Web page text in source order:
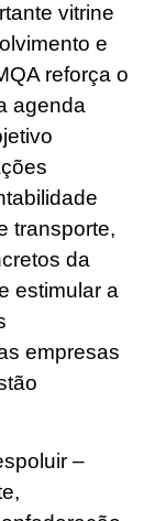
vitrine
e
reforça o
agenda
transporte,
da
estimular a
empresas
–